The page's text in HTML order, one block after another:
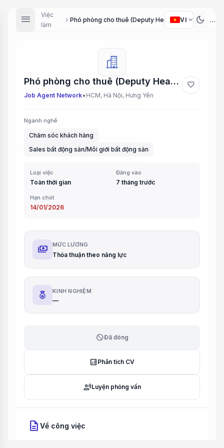
menu
Việc
làm
chevron_right Phó phòng cho thuê (Deputy Head of Leasing), Chuyên viên cho thuê (Leasing Specialist), Chuyên viên chăm sóc khách hàng (Customer Care Specialist)
VI expand_more dark_mode
Phó phòng cho thuê (Deputy Head of Leasing), Chuyên viên cho thuê (Leasing Specialist), Chuyên viên chăm sóc khách hàng (Customer Care Specialist)
Job Agent Network• HCM, Hà Nội, Hưng Yên
favorite
Ngành nghề
Chăm sóc khách hàng
Sales bất động sản/Môi giới bất động sản
Loại việc
Toàn thời gian
Đăng vào
7 tháng trước
Hạn chót
14/01/2026
payments MỨC LƯƠNG
Thỏa thuận theo năng lực
KINH NGHIỆM
—
blockĐã đóng
analytics Phân tích CV
record_voice_overLuyện phỏng vấn
description Về công việc